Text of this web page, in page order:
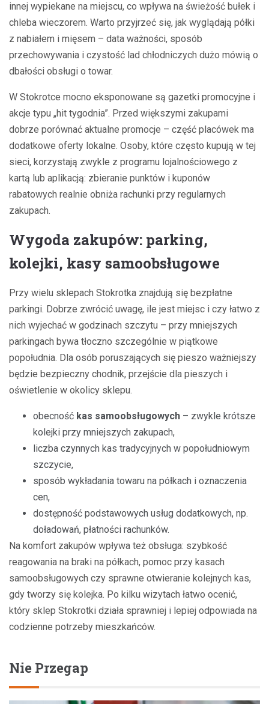
innej wypiekane na miejscu, co wpływa na świeżość bułek i
chleba wieczorem. Warto przyjrzeć się, jak wyglądają półki
z nabiałem i mięsem – data ważności, sposób
przechowywania i czystość lad chłodniczych dużo mówią o
dbałości obsługi o towar.
W Stokrotce mocno eksponowane są gazetki promocyjne i
akcje typu „hit tygodnia”. Przed większymi zakupami
dobrze porównać aktualne promocje – część placówek ma
dodatkowe oferty lokalne. Osoby, które często kupują w tej
sieci, korzystają zwykle z programu lojalnościowego z
kartą lub aplikacją: zbieranie punktów i kuponów
rabatowych realnie obniża rachunki przy regularnych
zakupach.
Wygoda zakupów: parking,
kolejki, kasy samoobsługowe
Przy wielu sklepach Stokrotka znajdują się bezpłatne
parkingi. Dobrze zwrócić uwagę, ile jest miejsc i czy łatwo z
nich wyjechać w godzinach szczytu – przy mniejszych
parkingach bywa tłoczno szczególnie w piątkowe
popołudnia. Dla osób poruszających się pieszo ważniejszy
będzie bezpieczny chodnik, przejście dla pieszych i
oświetlenie w okolicy sklepu.
obecność kas samoobsługowych – zwykle krótsze
kolejki przy mniejszych zakupach,
liczba czynnych kas tradycyjnych w popołudniowym
szczycie,
sposób wykładania towaru na półkach i oznaczenia
cen,
dostępność podstawowych usług dodatkowych, np.
doładowań, płatności rachunków.
Na komfort zakupów wpływa też obsługa: szybkość
reagowania na braki na półkach, pomoc przy kasach
samoobsługowych czy sprawne otwieranie kolejnych kas,
gdy tworzy się kolejka. Po kilku wizytach łatwo ocenić,
który sklep Stokrotki działa sprawniej i lepiej odpowiada na
codzienne potrzeby mieszkańców.
Nie Przegap